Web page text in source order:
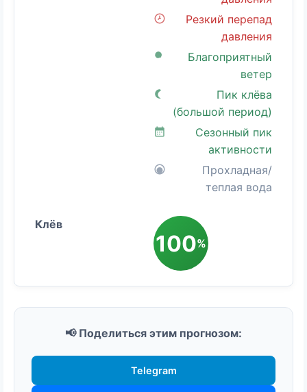
Резкий перепад
давления
Благоприятный
ветер
Пик клёва
(большой период)
Сезонный пик
активности
Прохладная/
теплая вода
100%
📢 Поделиться этим прогнозом:
Telegram